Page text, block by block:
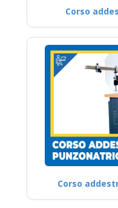
Corso
Corso